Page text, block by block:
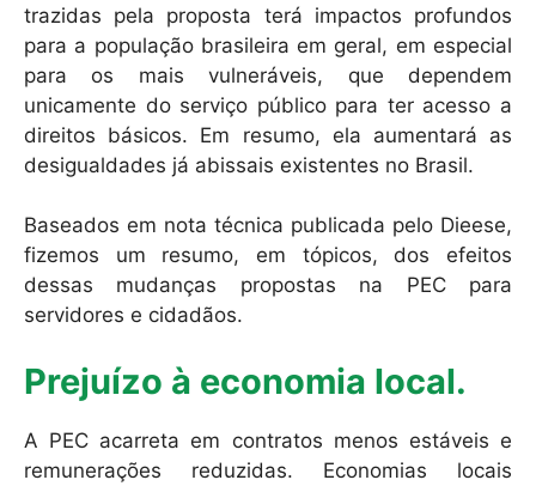
trazidas pela proposta terá impactos profundos
para a população brasileira em geral, em especial
para os mais vulneráveis, que dependem
unicamente do serviço público para ter acesso a
direitos básicos. Em resumo, ela aumentará as
desigualdades já abissais existentes no Brasil.
Baseados em nota técnica publicada pelo Dieese,
fizemos um resumo, em tópicos, dos efeitos
dessas mudanças propostas na PEC para
servidores e cidadãos.
Prejuízo à economia local.
A PEC acarreta em contratos menos estáveis e
remunerações reduzidas. Economias locais